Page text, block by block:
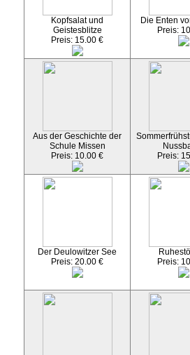
Kopfsalat und
Geistesblitze
Preis: 15.00 €
Die Enten
Preis:
Aus der Geschichte der
Schule Missen
Preis: 10.00 €
Preis:
Der Deulowitzer See
Preis: 20.00 €
Preis: